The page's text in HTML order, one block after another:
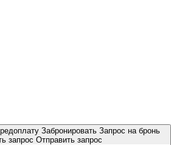
Забронировать Запрос на бронь
запрос Отправить запрос